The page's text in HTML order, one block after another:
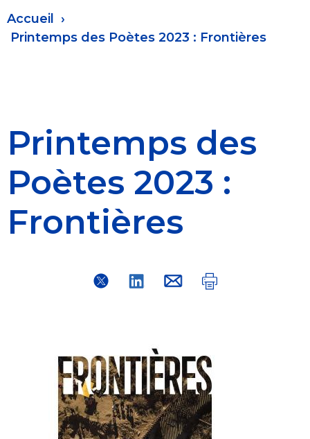
Fil
d'Ariane
Accueil
Printemps des Poètes 2023 : Frontières
Printemps des
Poètes 2023 :
Frontières